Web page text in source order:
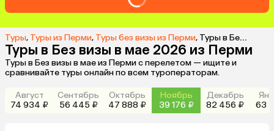
Туры, Туры из Перми, Туры без визы из Перми, Туры в Без визы в мае 2026 из Перми
Туры в Без визы в мае 2026 из Перми
Туры в Без визы в мае из Перми с перелетом — ищите и
сравнивайте туры онлайн по всем туроператорам.
Август
74 934 ₽
Сентябрь
56 445 ₽
Октябрь
47 888 ₽
Ноябрь
39 176 ₽
Декабрь
82 456 ₽
63